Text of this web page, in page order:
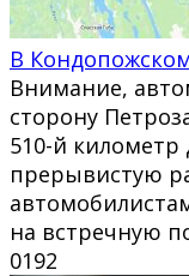
В
Внимание,
сторону
510-й
прерывистую
на встречную
0192